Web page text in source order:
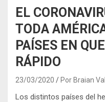
EL
TODA
PAÍSES EN
RÁPIDO
23/03/2020 Por Braian
Los distintos países del